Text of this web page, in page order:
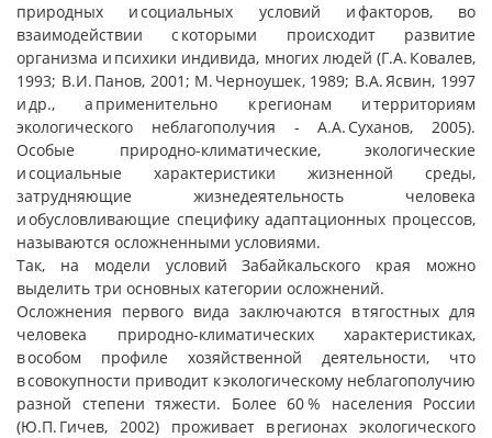
природных и социальных условий и факторов, во
взаимодействии с которыми происходит развитие
организма и психики индивида, многих людей (Г.А. Ковалев,
1993; В.И. Панов, 2001; М. Черноушек, 1989; В.А. Ясвин, 1997
и др., а применительно к регионам и территориям
экологического неблагополучия - А.А. Суханов, 2005).
Особые природно-климатические, экологические
и социальные характеристики жизненной среды,
затрудняющие жизнедеятельность человека
и обусловливающие специфику адаптационных процессов,
называются осложненными условиями.
Так, на модели условий Забайкальского края можно
выделить три основных категории осложнений.
Осложнения первого вида заключаются в тягостных для
человека природно-климатических характеристиках,
в особом профиле хозяйственной деятельности, что
в совокупности приводит к экологическому неблагополучию
разной степени тяжести. Более 60 % населения России
(Ю.П. Гичев, 2002) проживает в регионах экологического